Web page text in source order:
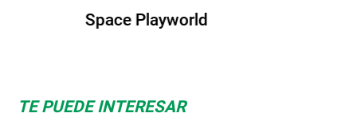
Albrook Bowling
TE PUEDE INTERESAR